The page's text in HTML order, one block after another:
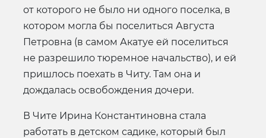
от которого не было ни одного поселка, в
котором могла бы поселиться Августа
Петровна (в самом Акатуе ей поселиться
не разрешило тюремное начальство), и ей
пришлось поехать в Читу. Там она и
дождалась освобождения дочери.
В Чите Ирина Константиновна стала
работать в детском садике, который был